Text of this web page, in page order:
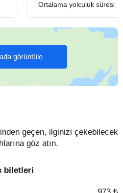
Ortalama yolculuk süresi
görüntüle
geçen, ilginizi çekebilecek
göz atın.
biletleri